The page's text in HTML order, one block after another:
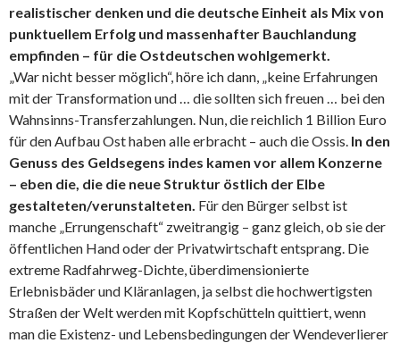
realistischer denken und die deutsche Einheit als Mix von
punktuellem Erfolg und massenhafter Bauchlandung
empfinden – für die Ostdeutschen wohlgemerkt.
„War nicht besser möglich“, höre ich dann, „keine Erfahrungen
mit der Transformation und … die sollten sich freuen … bei den
Wahnsinns-Transferzahlungen. Nun, die reichlich 1 Billion Euro
für den Aufbau Ost haben alle erbracht – auch die Ossis. In den
Genuss des Geldsegens indes kamen vor allem Konzerne
– eben die, die die neue Struktur östlich der Elbe
gestalteten/verunstalteten. Für den Bürger selbst ist
manche „Errungenschaft“ zweitrangig – ganz gleich, ob sie der
öffentlichen Hand oder der Privatwirtschaft entsprang. Die
extreme Radfahrweg-Dichte, überdimensionierte
Erlebnisbäder und Kläranlagen, ja selbst die hochwertigsten
Straßen der Welt werden mit Kopfschütteln quittiert, wenn
man die Existenz- und Lebensbedingungen der Wendeverlierer